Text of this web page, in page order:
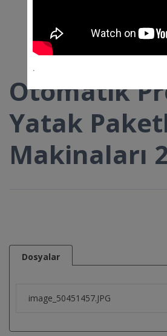
Otomatik
Yatak
Makinaları
Dosyalar
image_50451457.JPG
.